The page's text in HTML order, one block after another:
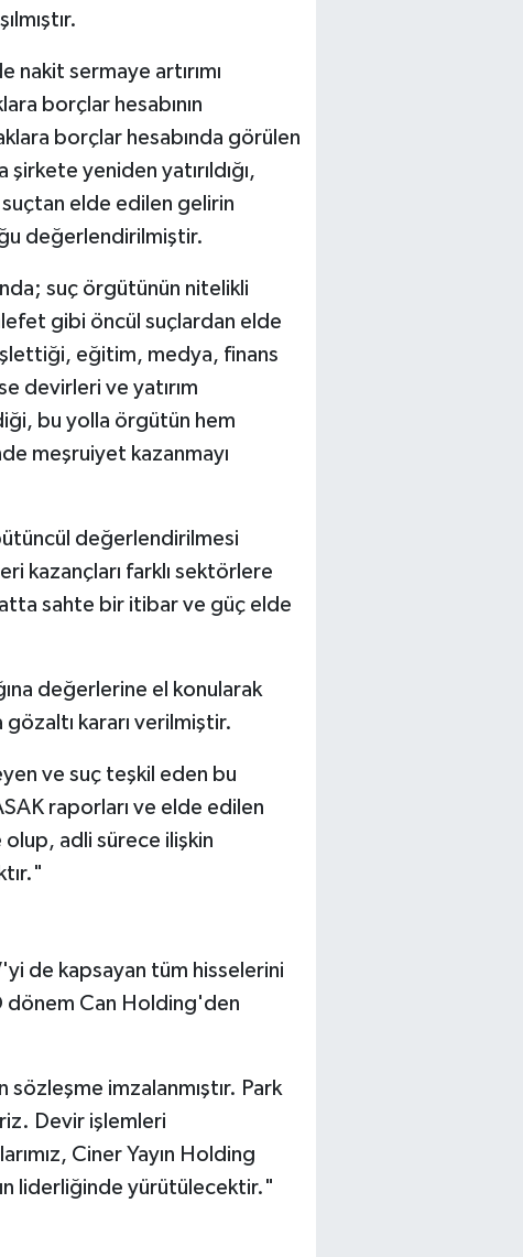
nakit sermaye artırımı
borçlar hesabının
borçlar hesabında görülen
şirkete yeniden yatırıldığı,
suçtan elde edilen gelirin
değerlendirilmiştir.
suç örgütünün nitelikli
gibi öncül suçlardan elde
eğitim, medya, finans
devirleri ve yatırım
bu yolla örgütün hem
meşruiyet kazanmayı
değerlendirilmesi
kazançları farklı sektörlere
sahte bir itibar ve güç elde
değerlerine el konularak
gözaltı kararı verilmiştir.
ve suç teşkil eden bu
raporları ve elde edilen
adli sürece ilişkin
de kapsayan tüm hisselerini
dönem Can Holding'den
imzalanmıştır. Park
Devir işlemleri
Ciner Yayın Holding
liderliğinde yürütülecektir."